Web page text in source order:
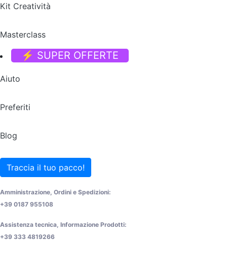
Kit Creatività
Masterclass
⚡ SUPER OFFERTE
Aiuto
Preferiti
Blog
Traccia il tuo pacco!
Amministrazione, Ordini e Spedizioni:
+39 0187 955108
Assistenza tecnica, Informazione Prodotti:
+39 333 4819266